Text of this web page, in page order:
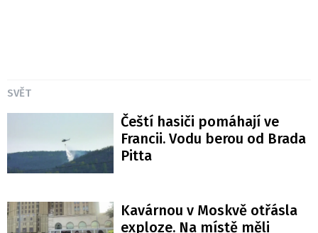
SVĚT
Čeští hasiči pomáhají ve
Francii. Vodu berou od Brada
Pitta
Kavárnou v Moskvě otřásla
exploze. Na místě měli